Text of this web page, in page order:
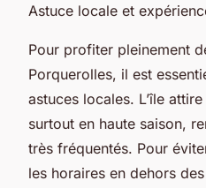
Astuce locale et
Pour profiter pleinement
Porquerolles, il est
astuces locales. L’île
surtout en haute saison,
très fréquentés. Pour
les horaires en dehors